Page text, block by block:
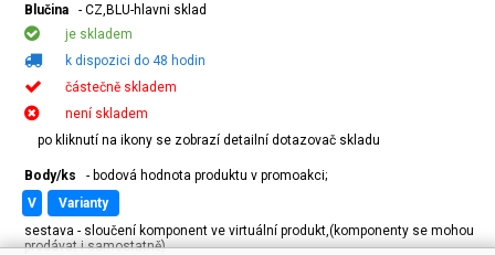
Blučina
- CZ,BLU-hlavni sklad
je skladem
k dispozici do 48 hodin
částečně skladem
není skladem
po kliknutí na ikony se zobrazí detailní dotazovač skladu
Body/ks
- bodová hodnota produktu v promoakci;
v
varianty
sestava - sloučení komponent ve virtuální produkt,(komponenty se mohou
prodávat i samostatně)